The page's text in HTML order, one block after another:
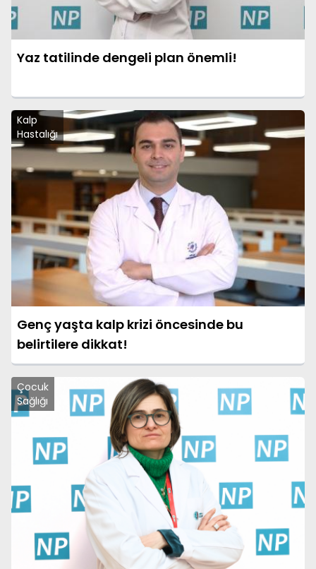
Yaz tatilinde dengeli plan önemli!
Kalp
Hastalığı
Genç yaşta kalp krizi öncesinde bu
belirtilere dikkat!
Çocuk
Sağlığı